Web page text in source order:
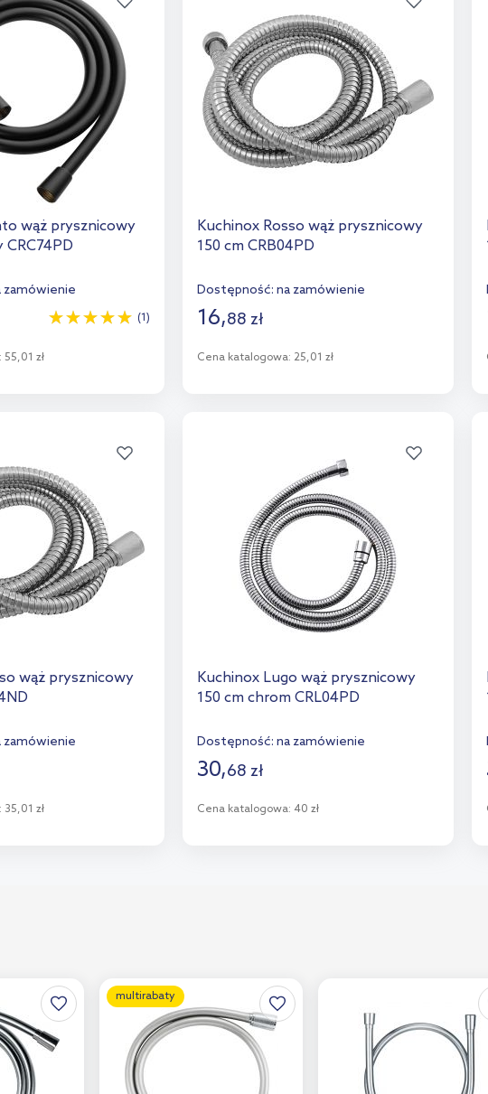
wąż prysznicowy
CRC74PD
zamówienie
55,01 zł
(1)
Kuchinox Rosso wąż prysznicowy
150 cm CRB04PD
Dostępność: na zamówienie
16,88 zł
Cena katalogowa: 25,01 zł
wąż prysznicowy
zamówienie
35,01 zł
Kuchinox Lugo wąż prysznicowy
150 cm chrom CRL04PD
Dostępność: na zamówienie
30,68 zł
Cena katalogowa: 40 zł
multirabaty